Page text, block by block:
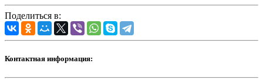
Поделиться в:
Контактная информация: